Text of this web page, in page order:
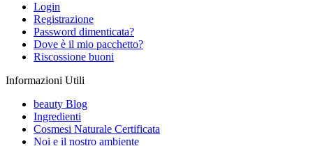
Login
Registrazione
Password dimenticata?
Dove è il mio pacchetto?
Riscossione buoni
Informazioni Utili
beauty Blog
Ingredienti
Cosmesi Naturale Certificata
Noi e il nostro ambiente